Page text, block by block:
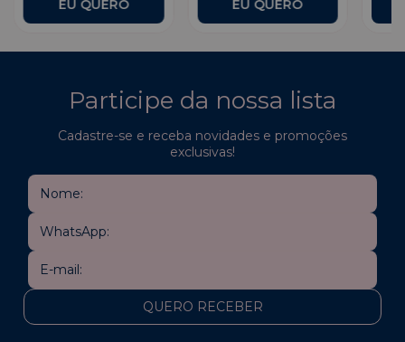
Participe da nossa lista
Cadastre-se e receba novidades e promoções
exclusivas!